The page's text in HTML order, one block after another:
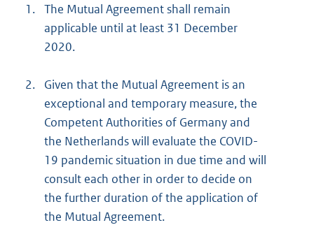
1. The Mutual Agreement shall remain
applicable until at least 31 December
2020.
2.
Given that the Mutual Agreement is an
exceptional and temporary measure, the
Competent Authorities of Germany and
the Netherlands will evaluate the COVID-
19 pandemic situation in due time and will
consult each other in order to decide on
the further duration of the application of
the Mutual Agreement.